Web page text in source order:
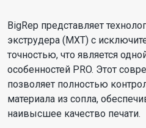
BigRep представляет
экструдера (MXT) с
точностью, что является
особенностей PRO. Этот
позволяет полностью
материала из сопла,
наивысшее качество печати.